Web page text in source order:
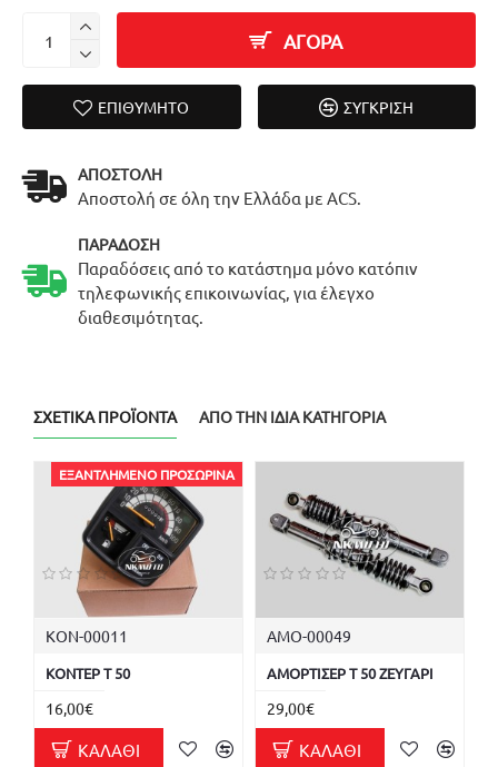
ΑΓΟΡΑ
ΕΠΙΘΥΜΗΤΌ ΣΎΓΚΡΙΣΗ
ΑΠΟΣΤΟΛΉ
Αποστολή σε όλη την Ελλάδα με ACS.
ΠΑΡΆΔΟΣΗ
Παραδόσεις από το κατάστημα μόνο κατόπιν
τηλεφωνικής επικοινωνίας, για έλεγχο
διαθεσιμότητας.
ΣΧΕΤΙΚΆ ΠΡΟΪΌΝΤΑ ΑΠΌ ΤΗΝ ΊΔΙΑ ΚΑΤΗΓΟΡΊΑ
ΕΞΑΝΤΛΗΜΈΝΟ ΠΡΟΣΩΡΙΝΆ
ΚΟΝ-00011
ΚΟΝΤΕΡ T 50
16,00€
ΚΑΛΆΘΙ
ΑΜΟ-00049
ΑΜΟΡΤΙΣΕΡ T 50 ΖΕΥΓΑΡΙ
29,00€
ΚΑΛΆΘΙ